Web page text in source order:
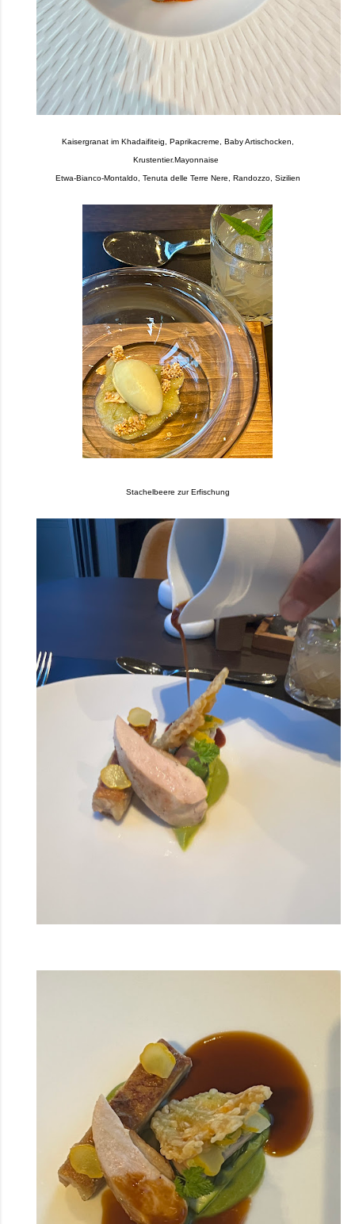
Kaisergranat im Khadaifiteig, Paprikacreme, Baby Artischocken,
Krustentier.Mayonnaise
Etwa-Bianco-Montaldo, Tenuta delle Terre Nere, Randozzo, Sizilien
Stachelbeere zur Erfischung